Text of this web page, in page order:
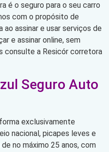
é o seguro para o seu carro
com o propósito de
ao assinar e usar serviços de
e assinar online, sem
consulte a Resicór corretora
Seguro Auto
exclusivamente
nacional, picapes leves e
no máximo 25 anos, com